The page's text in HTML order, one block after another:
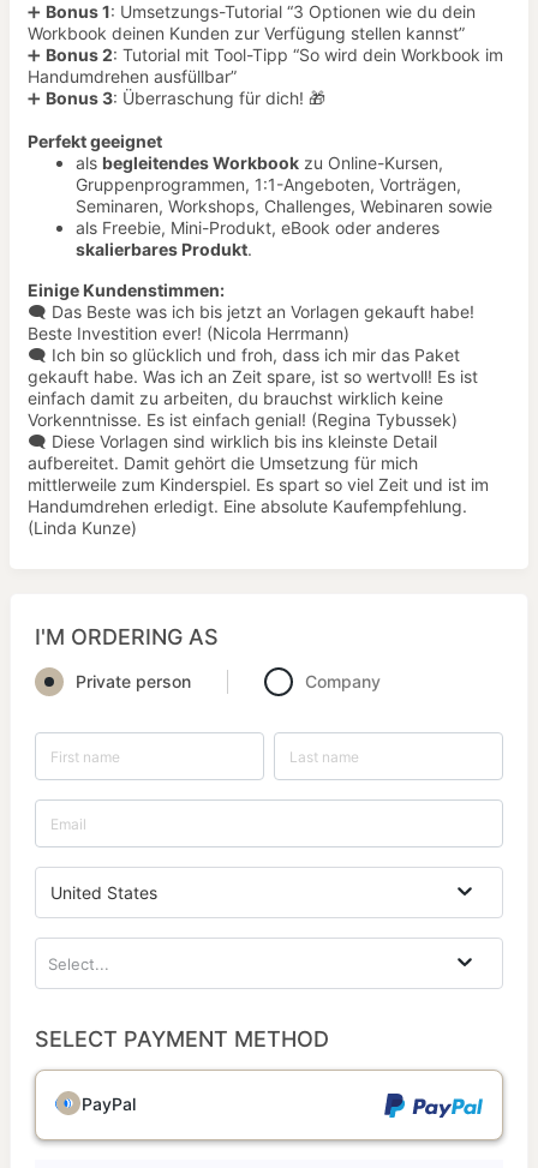
➕ Bonus 1: Umsetzungs-Tutorial “3 Optionen wie du dein
Workbook deinen Kunden zur Verfügung stellen kannst”
➕ Bonus 2: Tutorial mit Tool-Tipp “So wird dein Workbook im
Handumdrehen ausfüllbar”
➕ Bonus 3: Überraschung für dich! 🎁
Perfekt geeignet
als begleitendes Workbook zu Online-Kursen,
Gruppenprogrammen, 1:1-Angeboten, Vorträgen,
Seminaren, Workshops, Challenges, Webinaren sowie
als Freebie, Mini-Produkt, eBook oder anderes
skalierbares Produkt.
Einige Kundenstimmen:
🗨️ Das Beste was ich bis jetzt an Vorlagen gekauft habe!
Beste Investition ever! (Nicola Herrmann)
🗨️ Ich bin so glücklich und froh, dass ich mir das Paket
gekauft habe. Was ich an Zeit spare, ist so wertvoll! Es ist
einfach damit zu arbeiten, du brauchst wirklich keine
Vorkenntnisse. Es ist einfach genial! (Regina Tybussek)
🗨️ Diese Vorlagen sind wirklich bis ins kleinste Detail
aufbereitet. Damit gehört die Umsetzung für mich
mittlerweile zum Kind erspiel. Es spart so viel Zeit und ist im
Handumdrehen erledigt. Eine absolute Kaufempfehlung.
(Linda Kunze)
I'M ORDERING AS
Private person Company
United States
Select...
SELECT PAYMENT METHOD
PayPal